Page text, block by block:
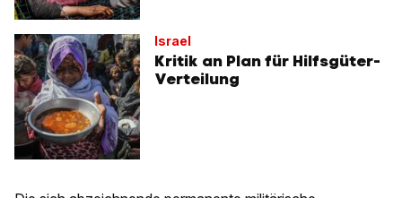
Israel
Kritik an Plan für Hilfsgüter-
Verteilung